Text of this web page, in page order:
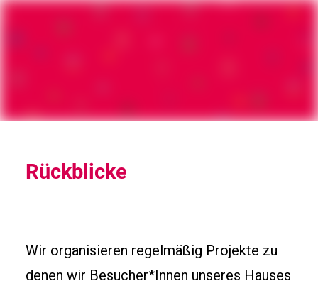
Rückblicke
Wir organisieren regelmäßig Projekte zu
denen wir Besucher*Innen unseres Hauses